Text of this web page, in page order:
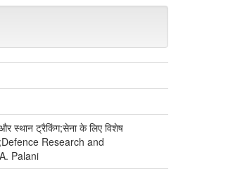
स्थान ट्रैकिंग;सेना के लिए विशेष
Research and
Palani